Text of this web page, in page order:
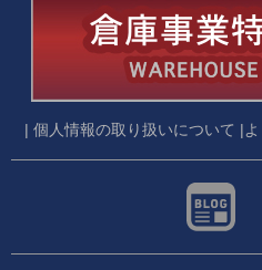
| 個人情報の取り扱いについて |